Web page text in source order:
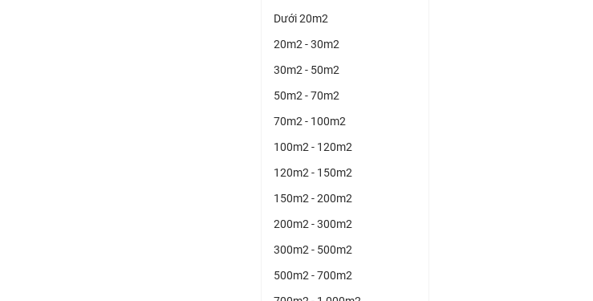
Dưới 20m2
20m2 - 30m2
30m2 - 50m2
50m2 - 70m2
70m2 - 100m2
100m2 - 120m2
120m2 - 150m2
150m2 - 200m2
200m2 - 300m2
300m2 - 500m2
500m2 - 700m2